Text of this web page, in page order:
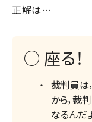
正解は…
○ 座る！
裁判員は
から，裁
なるんだ